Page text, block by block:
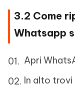
3.2 Come
Whatsapp
Apri
In alto trovi